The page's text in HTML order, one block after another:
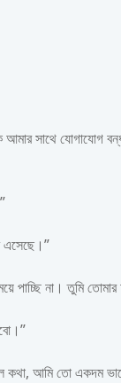
আমার সাথে যোগাযোগ
এসেছে।”
পাচ্ছি না। তুমি
কথা, আমি তো একদম